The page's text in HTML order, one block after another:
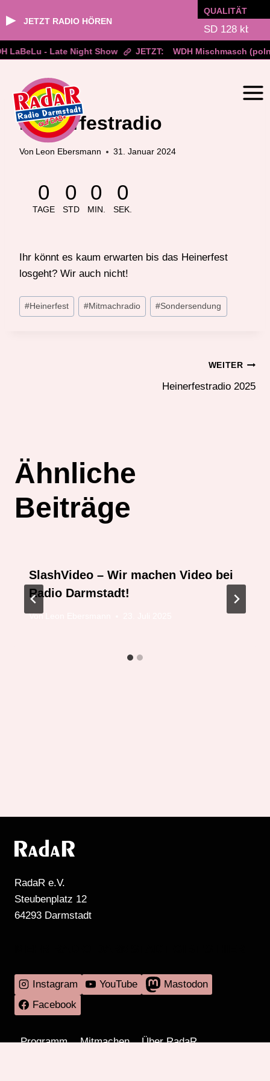
▶ JETZT RADIO HÖREN
QUALITÄT
LaBeLu - Late Night Show JETZT: WDH Mischmasch
springen
BLOG
Heinerfestradio
Von Leon Ebersmann 31. Januar 2024
0
TAGE
0
STD
0
MIN.
0
SEK.
Ihr könnt es kaum erwarten bis das Heinerfest
losgeht? Wir auch nicht!
Schlagworte:
#Heinerfest #Mitmachradio #Sondersendung
WEITER
Heinerfestradio 2025
Ähnliche
Beiträge
SlashVideo – Wir machen Video bei
Radio Darmstadt!
Von
RadaR e.V.
Steubenplatz 12
64293 Darmstadt
Instagram YouTube
Mastodon
Facebook
Programm Mitmachen
Über RadaR